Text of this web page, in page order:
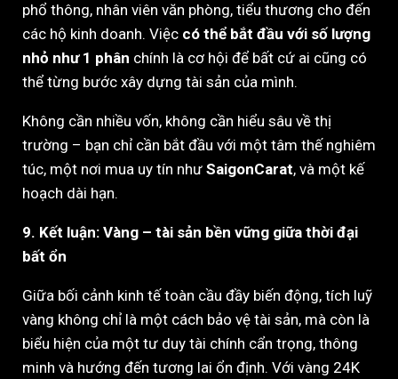
phổ thông, nhân viên văn phòng, tiểu thương cho đến
các hộ kinh doanh. Việc có thể bắt đầu với số lượng
nhỏ như 1 phân chính là cơ hội để bất cứ ai cũng có
thể từng bước xây dựng tài sản của mình.
Không cần nhiều vốn, không cần hiểu sâu về thị
trường – bạn chỉ cần bắt đầu với một tâm thế nghiêm
túc, một nơi mua uy tín như SaigonCarat, và một kế
hoạch dài hạn.
9. Kết luận: Vàng – tài sản bền vững giữa thời đại
bất ổn
Giữa bối cảnh kinh tế toàn cầu đầy biến động, tích luỹ
vàng không chỉ là một cách bảo vệ tài sản, mà còn là
biểu hiện của một tư duy tài chính cẩn trọng, thông
minh và hướng đến tương lai ổn định. Với vàng 24K